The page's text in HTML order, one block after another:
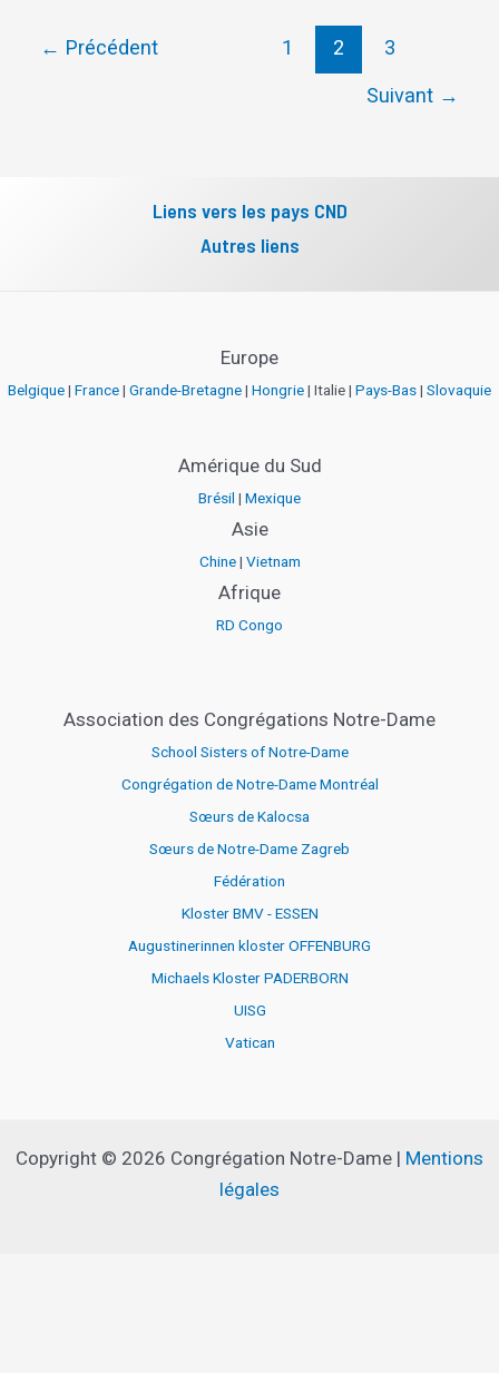
← Précédent 1 2 3
Suivant →
Liens vers les pays CND
Autres liens
Europe
Belgique| France| Grande-Bretagne| Hongrie| Italie | Pays-Bas| Slovaquie
Amérique du Sud
Brésil | Mexique
Asie
Chine| Vietnam
Afrique
RD Congo
Association des Congrégations Notre-Dame
School Sisters of Notre-Dame
Congrégation de Notre-Dame Montréal
Sœurs de Kalocsa
Sœurs de Notre-Dame Zagreb
Fédération
Kloster BMV - ESSEN
Augustinerinnen kloster OFFENBURG
Michaels Kloster PADERBORN
UISG
Vatican
Copyright © 2026 Congrégation Notre-Dame | Mentions
légales